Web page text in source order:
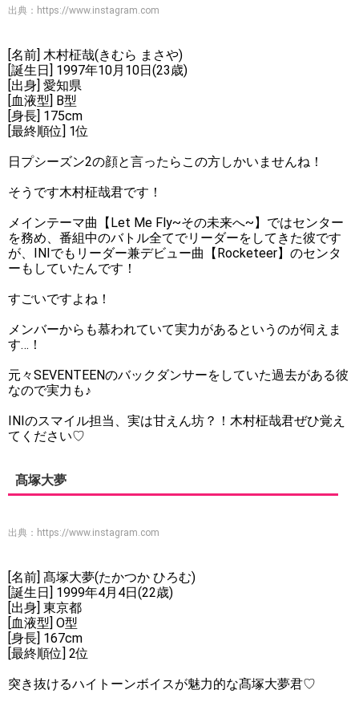
出典： https://www.instagram.com
[名前] 木村柾哉(きむら まさや)
[誕生日] 1997年10月10日(23歳)
[出身] 愛知県
[血液型] B型
[身長] 175cm
[最終順位] 1位
日プシーズン2の顔と言ったらこの方しかいませんね！
そうです木村柾哉君です！
メインテーマ曲【Let Me Fly~その未来へ~】ではセンター
を務め、番組中のバトル全てでリーダーをしてきた彼です
が、INIでもリーダー兼デビュー曲【Rocketeer】のセンタ
ーもしていたんです！
すごいですよね！
メンバーからも慕われていて実力があるというのが伺えま
す…！
元々SEVENTEENのバックダンサーをしていた過去がある彼
なので実力も♪
INIのスマイル担当、実は甘えん坊？！木村柾哉君ぜひ覚え
てください♡
髙塚大夢
出典： https://www.instagram.com
[名前] 髙塚大夢(たかつか ひろむ)
[誕生日] 1999年4月4日(22歳)
[出身] 東京都
[血液型] O型
[身長] 167cm
[最終順位] 2位
突き抜けるハイトーンボイスが魅力的な髙塚大夢君♡